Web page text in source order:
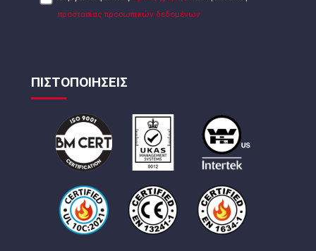
προστασίας προσωπικών δεδομένων
ΠΙΣΤΟΠΟΙΗΣΕΙΣ